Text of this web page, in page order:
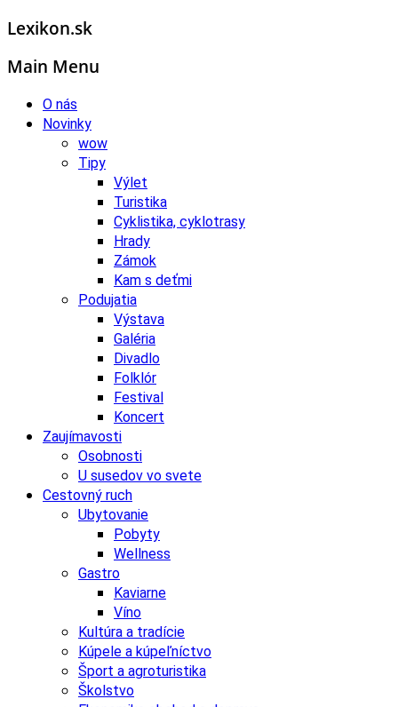
Lexikon.sk
Main Menu
O nás
Novinky
wow
Tipy
Výlet
Turistika
Cyklistika, cyklotrasy
Hrady
Zámok
Kam s deťmi
Podujatia
Výstava
Galéria
Divadlo
Folklór
Festival
Koncert
Zaujímavosti
Osobnosti
U susedov vo svete
Cestovný ruch
Ubytovanie
Pobyty
Wellness
Gastro
Kaviarne
Víno
Kultúra a tradície
Kúpele a kúpeľníctvo
Šport a agroturistika
Školstvo